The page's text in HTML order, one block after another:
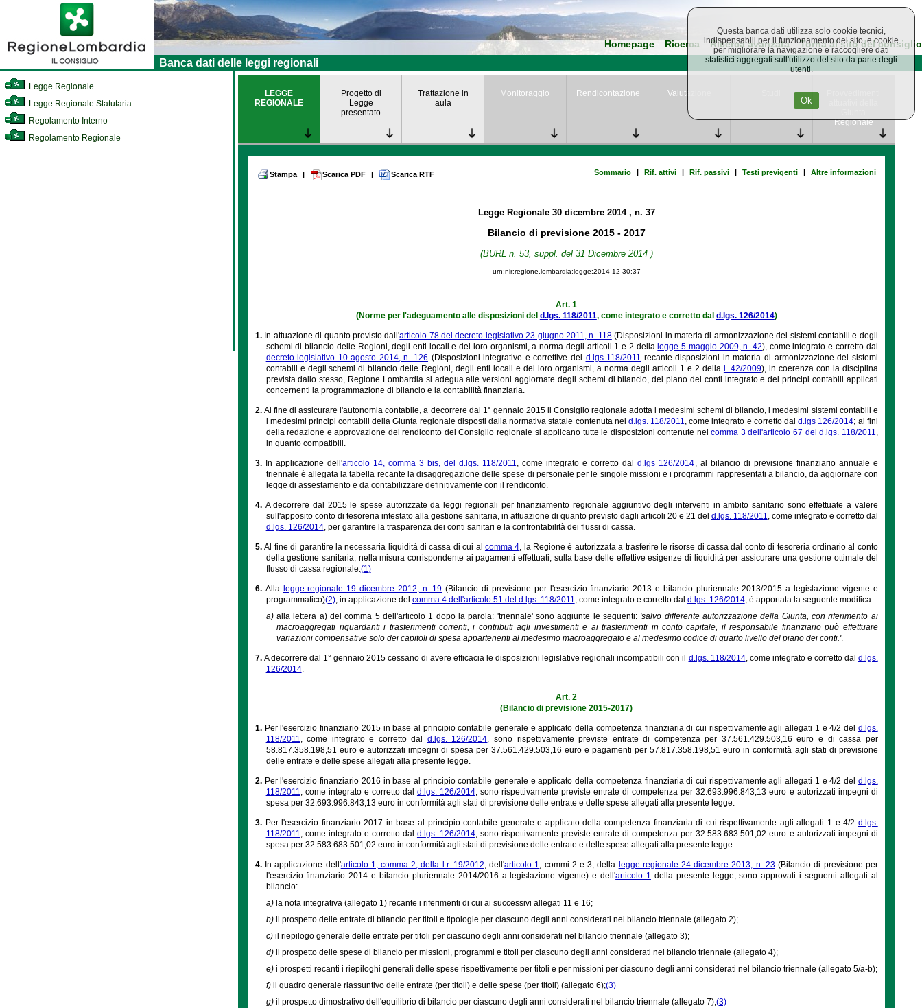
Homepage Ricerca Ricerca avanzata Torna al sito del consiglio
Banca dati delle leggi regionali
Legge Regionale
Legge Regionale Statutaria
Regolamento Interno
Regolamento Regionale
LEGGE
REGIONALE
Progetto di
Legge
presentato
Trattazione in
aula
Monitoraggio Rendicontazione Valutazione
Regionale
Stampa | Scarica PDF | Scarica RTF Sommario | Rif. attivi | Rif. passivi | Testi previgenti | Altre informazioni
Legge Regionale 30 dicembre 2014 , n. 37
Bilancio di previsione 2015 - 2017
(BURL n. 53, suppl. del 31 Dicembre 2014 )
urn:nir:regione.lombardia:legge:2014-12-30;37
Art. 1
(Norme per l'adeguamento alle disposizioni del d.lgs. 118/2011, come integrato e corretto dal d.lgs. 126/2014)
1. In attuazione di quanto previsto dall'articolo 78 del decreto legislativo 23 giugno 2011, n. 118(Disposizioni in materia di armonizzazione dei sistemi contabili e degli
schemi di bilancio delle Regioni, degli enti locali e dei loro organismi, a norma degli articoli 1 e 2 della legge 5 maggio 2009, n. 42), come integrato e corretto dal
decreto legislativo 10 agosto 2014, n. 126 (Disposizioni integrative e correttive del d.lgs 118/2011 recante disposizioni in materia di armonizzazione dei sistemi
contabili e degli schemi di bilancio delle Regioni, degli enti locali e dei loro organismi, a norma degli articoli 1 e 2 della l. 42/2009), in coerenza con la disciplina
prevista dallo stesso, Regione Lombardia si adegua alle versioni aggiornate degli schemi di bilancio, del piano dei conti integrato e dei principi contabili applicati
concernenti la programmazione di bilancio e la contabilità finanziaria.
2.Al fine di assicurare l'autonomia contabile, a decorrere dal 1° gennaio 2015 il Consiglio regionale adotta i medesimi schemi di bilancio, i medesimi sistemi contabili e
i medesimi principi contabili della Giunta regionale disposti dalla normativa statale contenuta nel d.lgs. 118/2011, come integrato e corretto dald.lgs 126/2014; ai fini
della redazione e approvazione del rendiconto del Consiglio regionale si applicano tutte le disposizioni contenute nelcomma 3 dell'articolo 67 del d.lgs. 118/2011,
in quanto compatibili.
3. In applicazione dell'articolo 14, comma 3 bis, del d.lgs. 118/2011, come integrato e corretto dald.lgs 126/2014, al bilancio di previsione finanziario annuale e
triennale è allegata la tabella recante la disaggregazione delle spese di personale per le singole missioni e i programmi rappresentati a bilancio, da aggiornare con
legge di assestamento e da contabilizzare definitivamente con il rendiconto.
4. A decorrere dal 2015 le spese autorizzate da leggi regionali per finanziamento regionale aggiuntivo degli interventi in ambito sanitario sono effettuate a valere
sull'apposito conto di tesoreria intestato alla gestione sanitaria, in attuazione di quanto previsto dagli articoli 20 e 21 del d.lgs. 118/2011, come integrato e corretto dal
d.lgs. 126/2014, per garantire la trasparenza dei conti sanitari e la confrontabilità dei flussi di cassa.
5.Al fine di garantire la necessaria liquidità di cassa di cui al comma 4, la Regione è autorizzata a trasferire le risorse di cassa dal conto di tesoreria ordinario al conto
della gestione sanitaria, nella misura corrispondente ai pagamenti effettuati, sulla base delle effettive esigenze di liquidità per assicurare una gestione ottimale del
flusso di cassa regionale.(1)
6. Alla legge regionale 19 dicembre 2012, n. 19 (Bilancio di previsione per l'esercizio finanziario 2013 e bilancio pluriennale 2013/2015 a legislazione vigente e
programmatico)(2), in applicazione del comma 4 dell'articolo 51 del d.lgs. 118/2011, come integrato e corretto dal d.lgs. 126/2014, è apportata la seguente modifica:
a) alla lettera a) del comma 5 dell'articolo 1 dopo la parola: 'triennale' sono aggiunte le seguenti: 'salvo differente autorizzazione della Giunta, con riferimento ai
macroaggregati riguardanti i trasferimenti correnti, i contributi agli investimenti e ai trasferimenti in conto capitale, il responsabile finanziario può effettuare
variazioni compensative solo dei capitoli di spesa appartenenti al medesimo macroaggregato e al medesimo codice di quarto livello del piano dei conti.'.
7.A decorrere dal 1° gennaio 2015 cessano di avere efficacia le disposizioni legislative regionali incompatibili con il d.lgs. 118/2014, come integrato e corretto dal d.lgs.
126/2014.
Art. 2
(Bilancio di previsione 2015-2017)
1. Per l'esercizio finanziario 2015 in base al principio contabile generale e applicato della competenza finanziaria di cui rispettivamente agli allegati 1 e 4/2 del d.lgs.
118/2011, come integrato e corretto dal d.lgs. 126/2014, sono rispettivamente previste entrate di competenza per 37.561.429.503,16 euro e di cassa per
58.817.358.198,51 euro e autorizzati impegni di spesa per 37.561.429.503,16 euro e pagamenti per 57.817.358.198,51 euro in conformità agli stati di previsione
delle entrate e delle spese allegati alla presente legge.
2. Per l'esercizio finanziario 2016 in base al principio contabile generale e applicato della competenza finanziaria di cui rispettivamente agli allegati 1 e 4/2 del d.lgs.
118/2011, come integrato e corretto dal d.lgs. 126/2014, sono rispettivamente previste entrate di competenza per 32.693.996.843,13 euro e autorizzati impegni di
spesa per 32.693.996.843,13 euro in conformità agli stati di previsione delle entrate e delle spese allegati alla presente legge.
3. Per l'esercizio finanziario 2017 in base al principio contabile generale e applicato della competenza finanziaria di cui rispettivamente agli allegati 1 e 4/2 d.lgs.
118/2011, come integrato e corretto dal d.lgs. 126/2014, sono rispettivamente previste entrate di competenza per 32.583.683.501,02 euro e autorizzati impegni di
spesa per 32.583.683.501,02 euro in conformità agli stati di previsione delle entrate e delle spese allegati alla presente legge.
4. In applicazione dell'articolo 1, comma 2, della l.r. 19/2012, dell'articolo 1, commi 2 e 3, della legge regionale 24 dicembre 2013, n. 23(Bilancio di previsione per
l'esercizio finanziario 2014 e bilancio pluriennale 2014/2016 a legislazione vigente) e dell'articolo 1 della presente legge, sono approvati i seguenti allegati al
bilancio:
a) la nota integrativa (allegato 1) recante i riferimenti di cui ai successivi allegati 11 e 16;
b) il prospetto delle entrate di bilancio per titoli e tipologie per ciascuno degli anni considerati nel bilancio triennale (allegato 2);
c) il riepilogo generale delle entrate per titoli per ciascuno degli anni considerati nel bilancio triennale (allegato 3);
d) il prospetto delle spese di bilancio per missioni, programmi e titoli per ciascuno degli anni considerati nel bilancio triennale (allegato 4);
e) i prospetti recanti i riepiloghi generali delle spese rispettivamente per titoli e per missioni per ciascuno degli anni considerati nel bilancio triennale (allegato 5/a-b);
f) il quadro generale riassuntivo delle entrate (per titoli) e delle spese (per titoli) (allegato 6);(3)
g) il prospetto dimostrativo dell'equilibrio di bilancio per ciascuno degli anni considerati nel bilancio triennale (allegato 7);(3)
Questa banca dati utilizza solo cookie tecnici,
indispensabili per il funzionamento del sito, e cookie
per migliorare la navigazione e raccogliere dati
statistici aggregati sull'utilizzo del sito da parte degli
utenti.
Ok